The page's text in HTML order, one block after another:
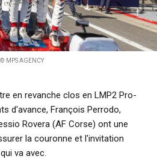
© MPS AGENCY
en revanche clos en LMP2 Pro-
d'avance, François Perrodo,
Rovera (AF Corse) ont une
la couronne et l'invitation
va avec.